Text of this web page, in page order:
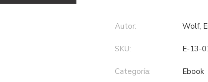
Autor: Wolf,
SKU: E-13-
Categoría: ebook